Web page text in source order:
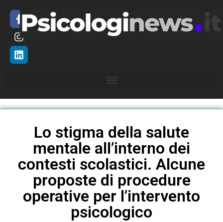
Lo stigma della salute
mentale all’interno dei
contesti scolastici. Alcune
proposte di procedure
operative per l’intervento
psicologico